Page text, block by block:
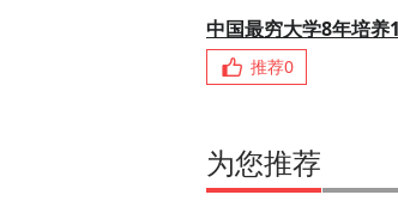
中国最穷大学8年培养
推荐0
为您推荐